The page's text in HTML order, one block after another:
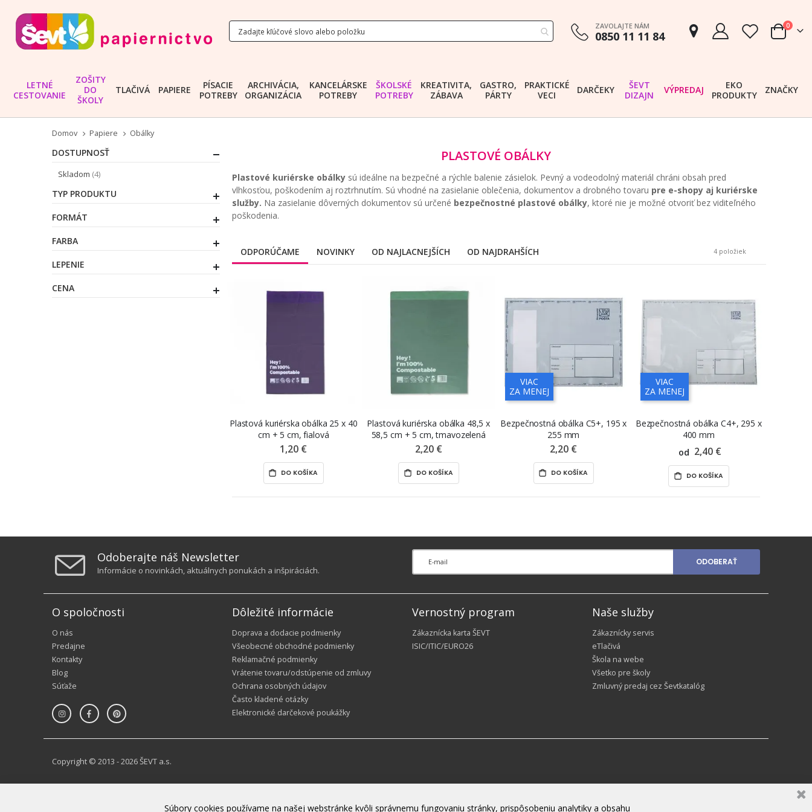
ZAVOLAJTE NÁM
0850 11 11 84 Cart
0
LETNÉ
CESTOVANIE
ZOŠITY
DO
ŠKOLY
TLAČIVÁ PAPIERE
PÍSACIE
POTREBY
ARCHIVÁCIA,
ORGANIZÁCIA
KANCELÁRSKE
POTREBY
ŠKOLSKÉ
POTREBY
KREATIVITA,
ZÁBAVA
GASTRO,
PÁRTY
PRAKTICKÉ
VECI
DARČEKY
ŠEVT
DIZAJN
VÝPREDAJ
EKO
PRODUKTY
ZNAČKY
Domov Papiere Obálky
PLASTOVÉ OBÁLKY
Plastové kuriérske obálky sú ideálne na bezpečné a rýchle balenie zásielok. Pevný a vodeodolný materiál chráni obsah pred
vlhkosťou, poškodením aj roztrhnutím. Sú vhodné na zasielanie oblečenia, dokumentov a drobného tovaru pre e-shopy aj kuriérske
služby. Na zasielanie dôverných dokumentov sú určené bezpečnostné plastové obálky, ktoré nie je možné otvoriť bez viditeľného
poškodenia.
ODPORÚČAME NOVINKY OD NAJLACNEJŠÍCH OD NAJDRAHŠÍCH 4položiek
Plastová kuriérska obálka 25 x 40
cm + 5 cm, fialová
1,20 €
DO KOŠÍKA
Plastová kuriérska obálka 48,5 x
58,5 cm + 5 cm, tmavozelená
2,20 €
DO KOŠÍKA
VIAC
ZA MENEJ
Bezpečnostná obálka C5+, 195 x
255 mm
2,20 €
DO KOŠÍKA
VIAC
ZA MENEJ
Bezpečnostná obálka C4+, 295 x
400 mm
od 2,40 €
DO KOŠÍKA
DOSTUPNOSŤ
Skladom 4
položky
TYP PRODUKTU
FORMÁT
FARBA
LEPENIE
CENA
Odoberajte náš Newsletter
Informácie o novinkách, aktuálnych ponukách a inšpiráciách.
ODOBERAŤ
O spoločnosti
O nás
Predajne
Kontakty
Blog
Súťaže
Dôležité informácie
Doprava a dodacie podmienky
Všeobecné obchodné podmienky
Reklamačné podmienky
Vrátenie tovaru/odstúpenie od zmluvy
Ochrana osobných údajov
Často kladené otázky
Elektronické darčekové poukážky
Vernostný program
Zákaznícka karta ŠEVT
ISIC/ITIC/EURO26
Naše služby
Zákaznícky servis
eTlačivá
Škola na webe
Všetko pre školy
Zmluvný predaj cez Ševtkatalóg
Copyright © 2013 - 2026 ŠEVT a.s.
Súbory cookies používame na našej webstránke kvôli správnemu fungovaniu stránky, prispôsobeniu analytiky a obsahu